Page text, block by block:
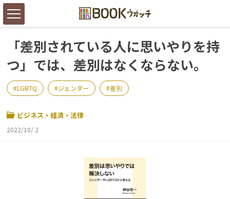
「差別されている人に思いやりを持
つ」では、差別はなくならない。
LGBTQ ジェンダー 差別
ビジネス・経済・法律
2022/10/ 2